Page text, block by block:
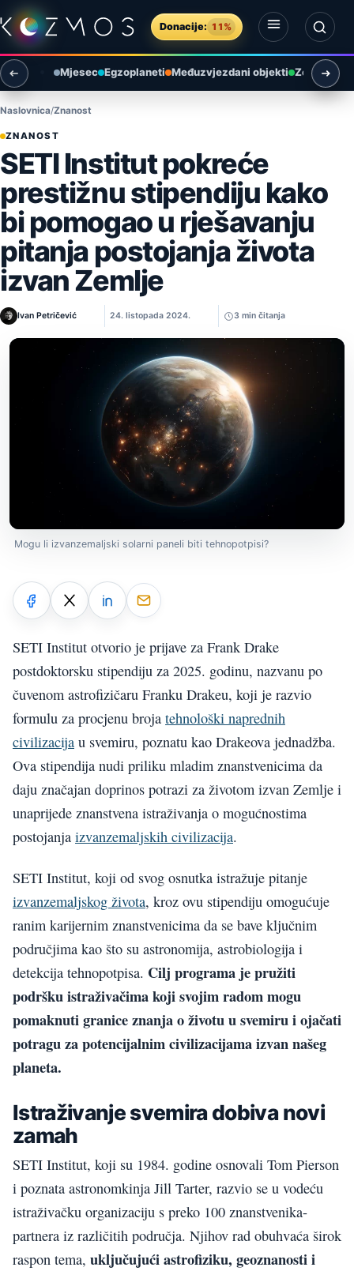
Preskoči na sadržaj
Donacije: 11%
Otvori izbornik
Otvori pretragu
Mjesec Egzoplaneti Međuzvjezdani objekti Zemlja i
Naslovnica Znanost
ZNANOST
SETI Institut pokreće
prestižnu stipendiju kako
bi pomogao u rješavanju
pitanja postojanja života
izvan Zemlje
Ivan Petričević 24. listopada 2024. 3 min čitanja
Mogu li izvanzemaljski solarni paneli biti tehnopotpisi?
SETI Institut otvorio je prijave za Frank Drake
postdoktorsku stipendiju za 2025. godinu, nazvanu po
čuvenom astrofizičaru Franku Drakeu, koji je razvio
formulu za procjenu broja tehnološki naprednih
civilizacija u svemiru, poznatu kao Drakeova jednadžba.
Ova stipendija nudi priliku mladim znanstvenicima da
daju značajan doprinos potrazi za životom izvan Zemlje i
unaprijede znanstvena istraživanja o mogućnostima
postojanja izvanzemaljskih civilizacija.
SETI Institut, koji od svog osnutka istražuje pitanje
izvanzemaljskog života, kroz ovu stipendiju omogućuje
ranim karijernim znanstvenicima da se bave ključnim
područjima kao što su astronomija, astrobiologija i
detekcija tehnopotpisa. Cilj programa je pružiti
podršku istraživačima koji svojim radom mogu
pomaknuti granice znanja o životu u svemiru i ojačati
potragu za potencijalnim civilizacijama izvan našeg
planeta.
Istraživanje svemira dobiva novi
zamah
SETI Institut, koji su 1984. godine osnovali Tom Pierson
i poznata astronomkinja Jill Tarter, razvio se u vodeću
istraživačku organizaciju s preko 100 znanstvenika-
partnera iz različitih područja. Njihov rad obuhvaća širok
raspon tema, uključujući astrofiziku, geoznanosti i